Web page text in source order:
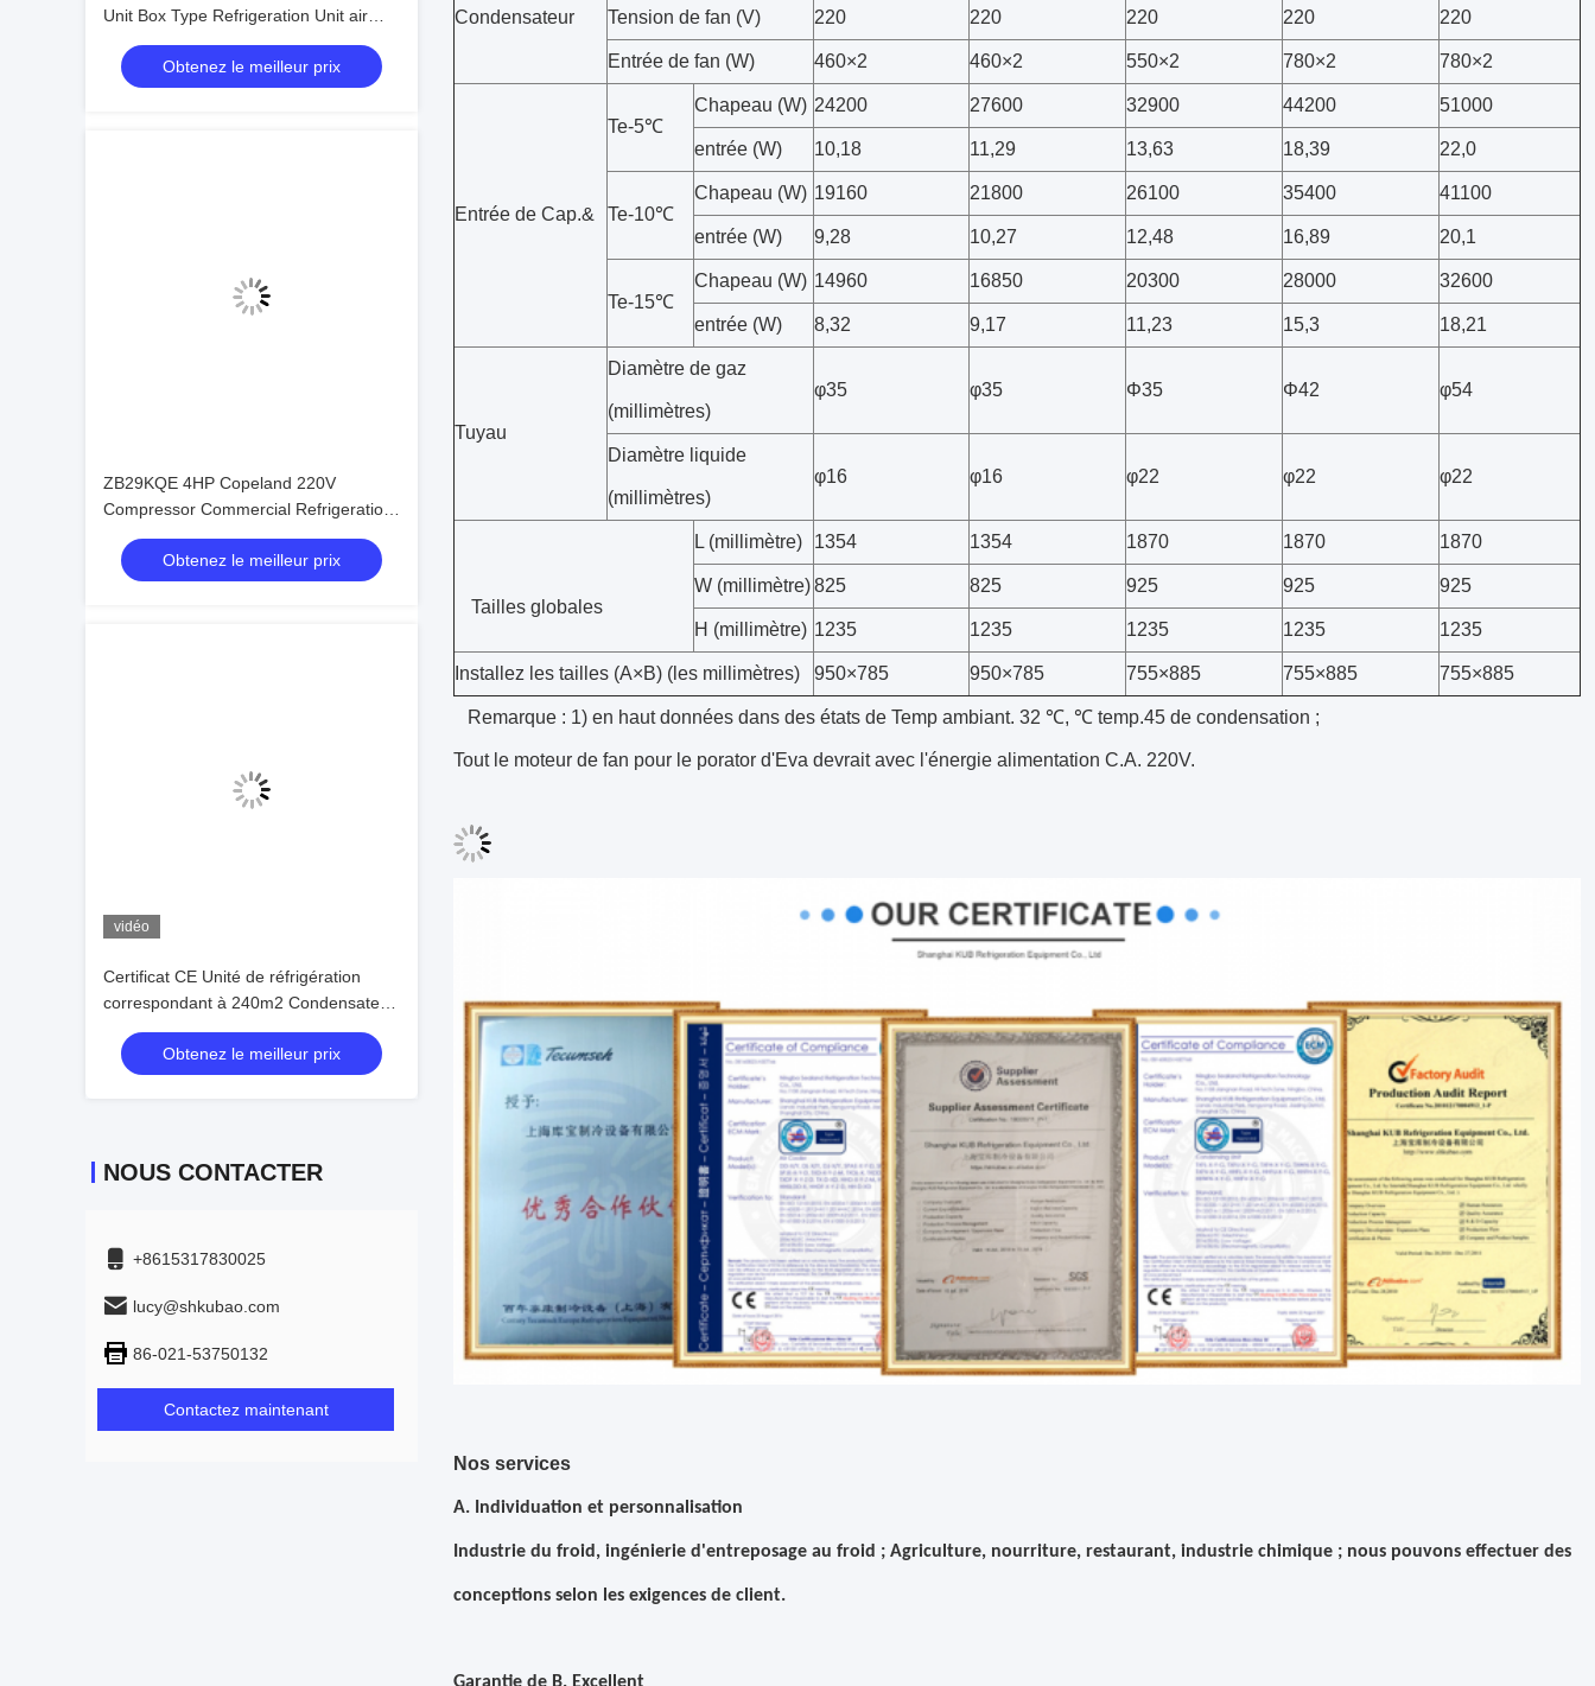
Unit Box Type Refrigeration Unit air
Cooled Condensing Low-noise
Refrigeration Unit
Obtenez le meilleur prix
ZB29KQE 4HP Copeland 220V
Compressor Commercial Refrigeration
Condensing Unit air Cooled Condenser
Unit for Cold Room
Obtenez le meilleur prix
vidéo
Certificat CE Unité de réfrigération
correspondant à 240m2 Condensateur
refroidi à l'air avec quatre ventilateurs
25HP Compresseur à piston Unité de
condensation Prix
Obtenez le meilleur prix
NOUS CONTACTER
+8615317830025
lucy@shkubao.com
86-021-53750132
Contactez maintenant
Condensateur Tension de fan (V) 220 220 220 220 220
Entrée de fan (W) 460×2 460×2 550×2 780×2 780×2
Entrée de Cap.&
Te-5℃
Chapeau (W) 24200 27600 32900 44200 51000
entrée (W) 10,18 11,29 13,63 18,39 22,0
Te-10℃
Chapeau (W) 19160 21800 26100 35400 41100
entrée (W) 9,28 10,27 12,48 16,89 20,1
Te-15℃
Chapeau (W) 14960 16850 20300 28000 32600
entrée (W) 8,32 9,17 11,23 15,3 18,21
Tuyau
Diamètre de gaz
(millimètres)
φ35 φ35 Φ35 Φ42 φ54
Diamètre liquide
(millimètres)
φ16 φ16 φ22 φ22 φ22
Tailles globales
L (millimètre) 1354 1354 1870 1870 1870
W (millimètre)825 825 925 925 925
H (millimètre) 1235 1235 1235 1235 1235
Installez les tailles (A×B) (les millimètres) 950×785 950×785 755×885 755×885 755×885
Remarque : 1) en haut données dans des états de Temp ambiant. 32 ℃, ℃ temp.45 de condensation ;
Tout le moteur de fan pour le porator d'Eva devrait avec l'énergie alimentation C.A. 220V.
Nos services
A. Individuation et personnalisation
Industrie du froid, ingénierie d'entreposage au froid ; Agriculture, nourriture, restaurant, industrie chimique ; nous pouvons effectuer des
conceptions selon les exigences de client.